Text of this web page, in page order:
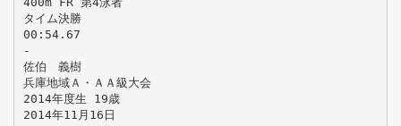
タイム決勝
00:54.67
-
佐伯 義樹
兵庫地域Ａ・ＡＡ級大会
2014年度生 19歳
2014年11月16日